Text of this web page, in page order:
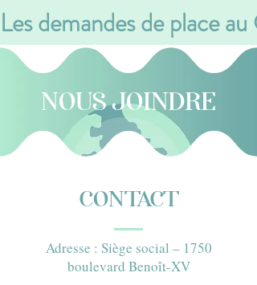
Les demandes de place
NOUS JOINDRE
CONTACT
Adresse : Siège social – 1750
boulevard Benoît-XV​